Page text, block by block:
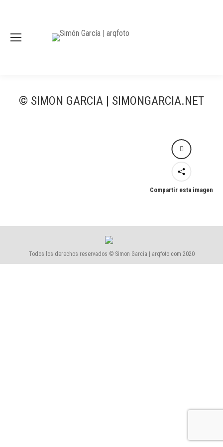
© SIMON GARCIA | SIMONGARCIA.NET
Compartir esta imagen
Todos los derechos reservados © Simon Garcia | arqfoto.com 2020